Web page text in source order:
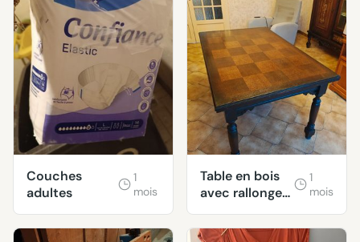
Couches
adultes
1
mois
Table en bois
avec rallonge
dessous
1
mois